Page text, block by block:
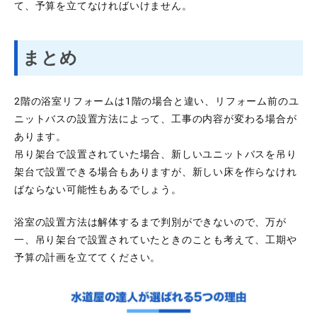
て、予算を立てなければいけません。
まとめ
2階の浴室リフォームは1階の場合と違い、リフォーム前のユ
ニットバスの設置方法によって、工事の内容が変わる場合が
あります。
吊り架台で設置されていた場合、新しいユニットバスを吊り
架台で設置できる場合もありますが、新しい床を作らなけれ
ばならない可能性もあるでしょう。
浴室の設置方法は解体するまで判別ができないので、万が
一、吊り架台で設置されていたときのことも考えて、工期や
予算の計画を立ててください。